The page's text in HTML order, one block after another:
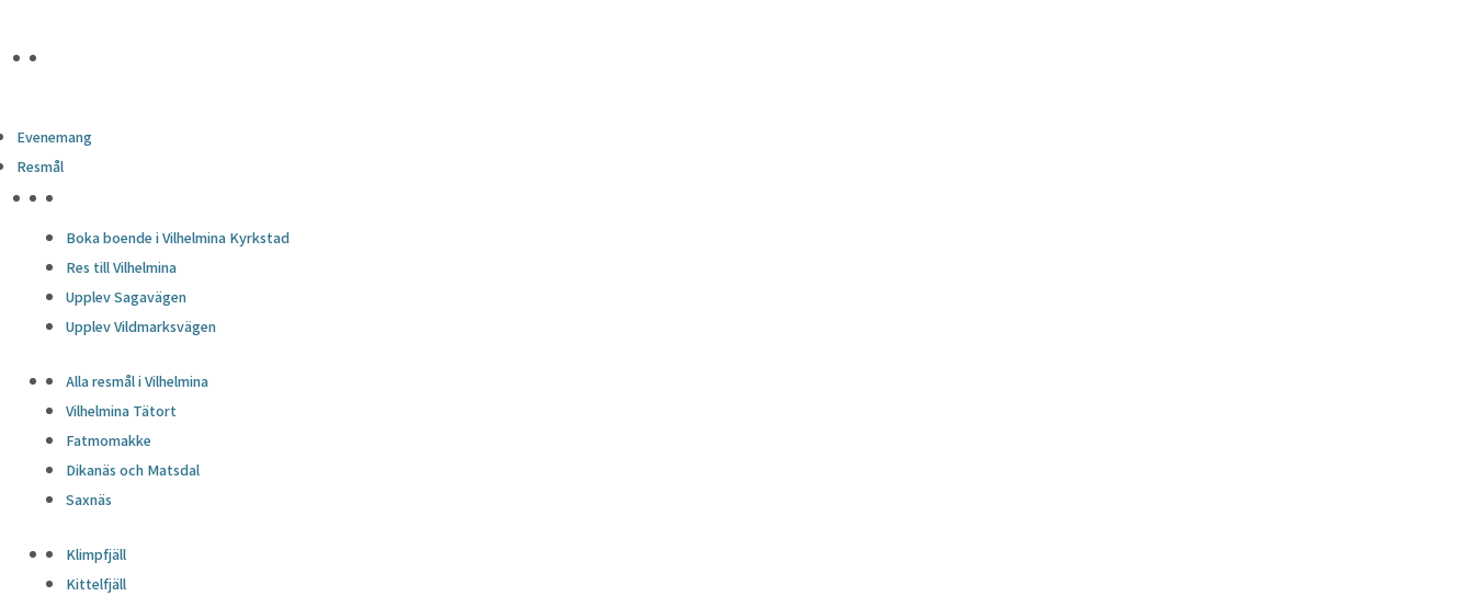
Evenemang
Resmål
Boka boende i Vilhelmina Kyrkstad
Res till Vilhelmina
Upplev Sagavägen
Upplev Vildmarksvägen
Alla resmål i Vilhelmina
Vilhelmina Tätort
Fatmomakke
Dikanäs och Matsdal
Saxnäs
Klimpfjäll
Kittelfjäll